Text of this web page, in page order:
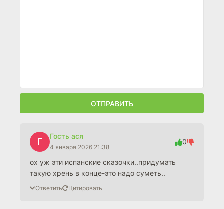
ОТПРАВИТЬ
Г
Гость ася
4 января 2026 21:38
0
ох уж эти испанские сказочки..придумать
такую хрень в конце-это надо суметь..
Ответить Цитировать